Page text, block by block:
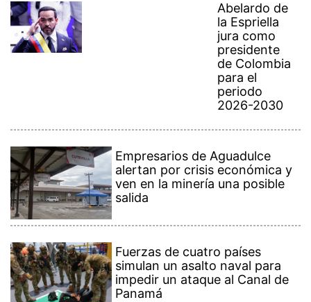
Abelardo de
la Espriella
jura como
presidente
de Colombia
para el
periodo
2026-2030
Empresarios de Aguadulce
alertan por crisis económica y
ven en la minería una posible
salida
Fuerzas de cuatro países
simulan un asalto naval para
impedir un ataque al Canal de
Panamá